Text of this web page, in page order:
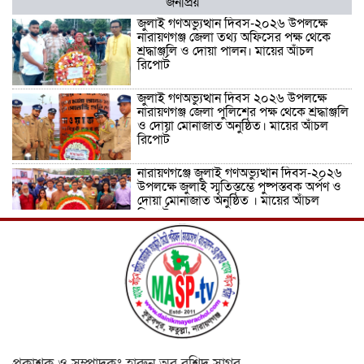
জুলাই গণঅভ্যুত্থান দিবস-২০২৬ উপলক্ষে
নারায়ণগঞ্জ জেলা তথ্য অফিসের পক্ষ থেকে
শ্রদ্ধাঞ্জলি ও দোয়া পালন। মায়ের আঁচল
রিপোর্ট
জুলাই গণঅভ্যুত্থান দিবস ২০২৬ উপলক্ষে
নারায়ণগঞ্জ জেলা পুলিশের পক্ষ থেকে শ্রদ্ধাঞ্জলি
ও দোয়া মোনাজাত অনুষ্ঠিত। মায়ের আঁচল
রিপোর্ট
নারায়ণগঞ্জে জুলাই গণঅভ্যুত্থান দিবস-২০২৬
উপলক্ষে জুলাই স্মৃতিস্তম্ভে পুষ্পস্তবক অর্পণ ও
দোয়া মোনাজাত অনুষ্ঠিত । মায়ের আঁচল
রিপোর্ট
ICJ Global Media Group LLC and
SAARC Journalist Forum Sign
Strategic MoU to Strengthen Global
Journalism Cooperation/ आईसीजे
ग्लोबल मीडिया ग्रुप एलएलसी और सार्क
पत्रकार फोरम वैश्विक पत्रकारिता सहयोग को मजबूत करने के लिए
रणनीतिक समझौता ज्ञापन पर हस्ताक्षर करते हैं
वीरगञ्ज महानगरपालिका वडा नं. २६ को नव